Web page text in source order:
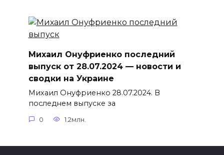
Михаил Онуфриенко последний
выпуск от 28.07.2024 — новости и
сводки на Украине
Михаил Онуфриенко 28.07.2024. В
последнем выпуске за
0 1.2млн.